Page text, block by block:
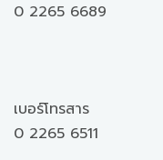
0 2265 6689
เบอร์โทรสาร
0 2265 6511